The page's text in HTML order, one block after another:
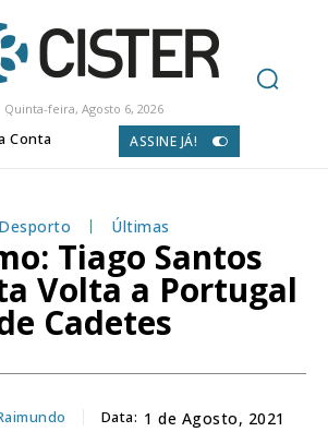
Quinta-feira, Agosto 6, 2026
Conta ASSINE JÁ!
Desporto Últimas
Tiago Santos
Volta a Portugal
Cadetes
Data: 1 de Agosto, 2021